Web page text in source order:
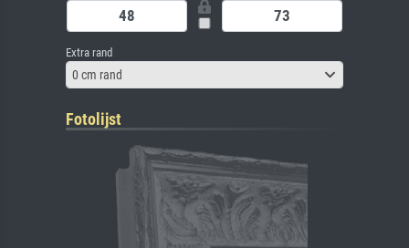
Extra rand
0 cm rand
Fotolijst